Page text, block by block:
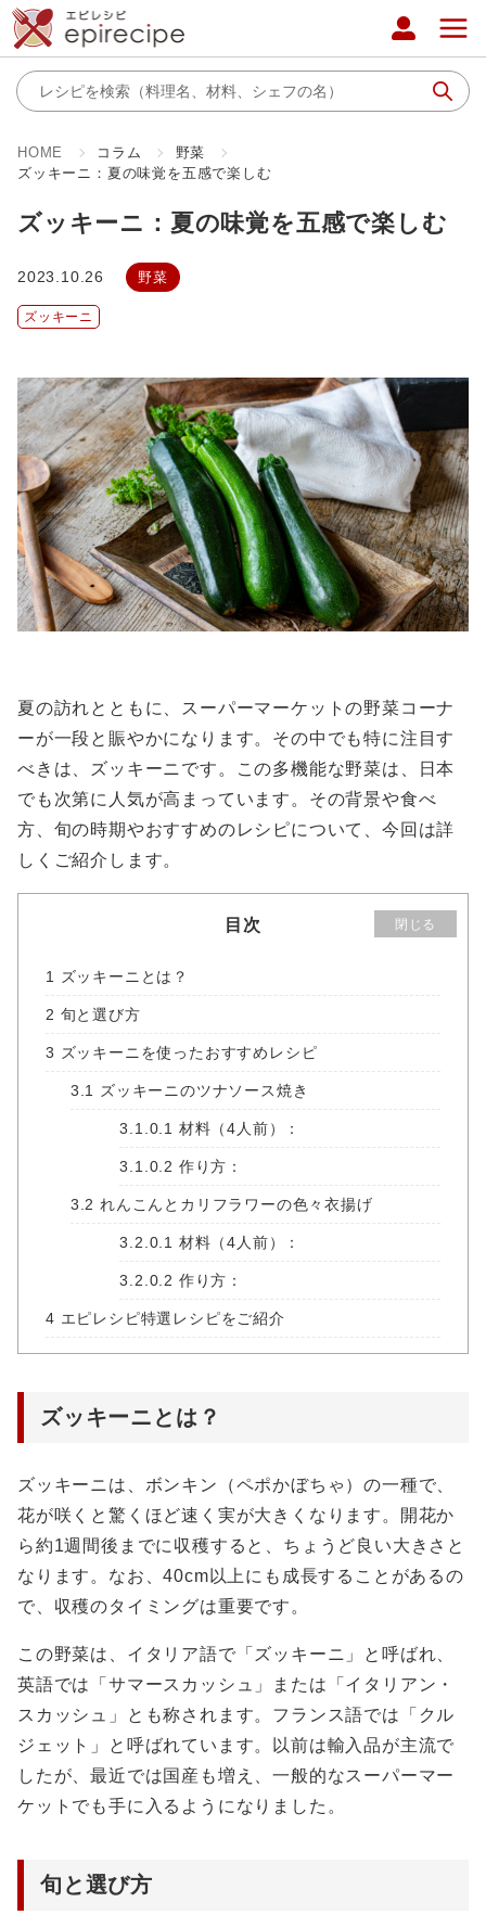
HOME コラム
野菜
ズッキーニ：夏の味覚を五感で楽しむ
ズッキーニ：夏の味覚を五感で楽しむ
2023.10.26 野菜
ズッキーニ
夏の訪れとともに、スーパーマーケットの野菜コーナ
ーが一段と賑やかになります。その中でも特に注目す
べきは、ズッキーニです。この多機能な野菜は、日本
でも次第に人気が高まっています。その背景や食べ
方、旬の時期やおすすめのレシピについて、今回は詳
しくご紹介します。
目次 閉じる
1 ズッキーニとは？
2 旬と選び方
3 ズッキーニを使ったおすすめレシピ
3.1 ズッキーニのツナソース焼き
3.1.0.1 材料（4人前）：
3.1.0.2 作り方：
3.2 れんこんとカリフラワーの色々衣揚げ
3.2.0.1 材料（4人前）：
3.2.0.2 作り方：
4 エピレシピ特選レシピをご紹介
ズッキーニとは？
ズッキーニは、ボンキン（ペポかぼちゃ）の一種で、
花が咲くと驚くほど速く実が大きくなります。開花か
ら約1週間後までに収穫すると、ちょうど良い大きさと
なります。なお、40cm以上にも成長することがあるの
で、収穫のタイミングは重要です。
この野菜は、イタリア語で「ズッキーニ」と呼ばれ、
英語では「サマースカッシュ」または「イタリアン・
スカッシュ」とも称されます。フランス語では「クル
ジェット」と呼ばれています。以前は輸入品が主流で
したが、最近では国産も増え、一般的なスーパーマー
ケットでも手に入るようになりました。
旬と選び方